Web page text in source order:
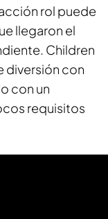
rol puede
llegaron el
Children
diversión con
con un
requisitos